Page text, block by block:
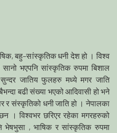
बहु–सांस्कृतिक धनी देश हो । विश्व
सानो भएपनि सांस्कृतिक रुपमा बिशाल
जातिय फुलहरु मध्ये मगर जाति
बढी संख्या भएको आदिवासी हो भने
र संस्कृतिको धनी जाति हो । नेपालका
। विश्वभर छरिएर रहेका मगरहरुको
भेषभुसा , भाषिक र सांस्कृतिक रुपमा